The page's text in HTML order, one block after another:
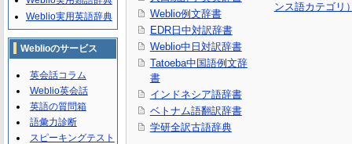
Weblio例文辞書
EDR日中対訳辞書
Weblio中日対訳辞書
Tatoeba中国語例文辞
書
インドネシア語辞書
ベトナム語翻訳辞書
学研全訳古語辞典
ンス語カテゴリ
Weblio実用英語辞典
Weblioのサービス
英会話コラム
Weblio英会話
英語の質問箱
語彙力診断
スピーキングテスト